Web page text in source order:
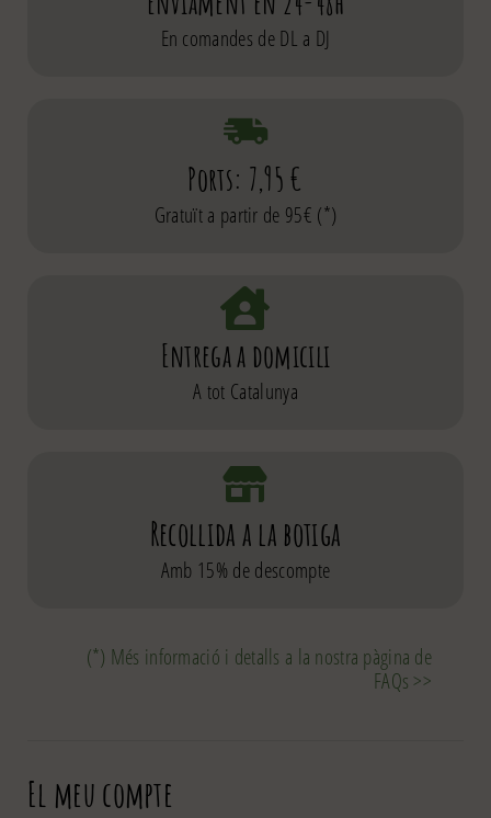
En comandes de DL a DJ
Ports: 7,95 €
Gratuït a partir de 95€ (*)
Entrega a domicili
A tot Catalunya
Recollida a la botiga
Amb 15% de descompte
(*) Més informació i detalls a la nostra pàgina de
FAQs >>
El meu compte